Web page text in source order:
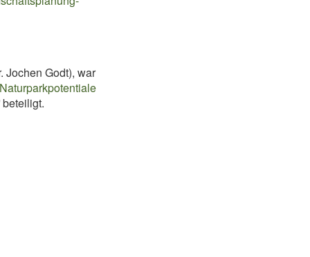
Jochen Godt), war
beteiligt.